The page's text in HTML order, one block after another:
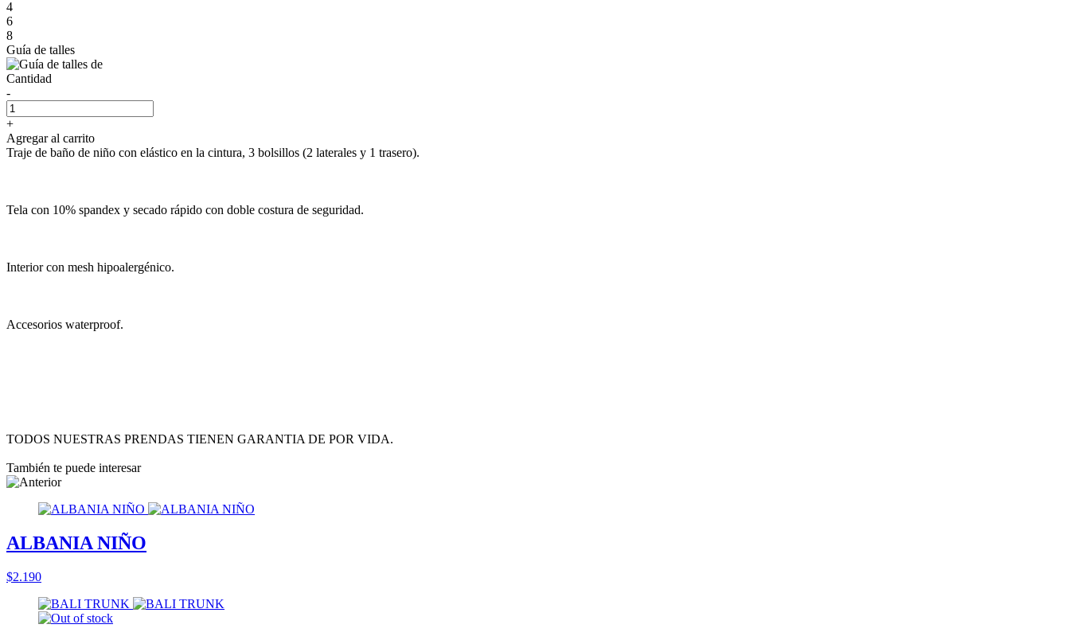
4
6
8
Guía de talles
Cantidad
-
+
Agregar al carrito
Traje de baño de niño con elástico en la cintura, 3 bolsillos (2 laterales y 1 trasero).
Tela con 10% spandex y secado rápido con doble costura de seguridad.
Interior con mesh hipoalergénico.
Accesorios waterproof.
TODOS NUESTRAS PRENDAS TIENEN GARANTIA DE POR VIDA.
También te puede interesar
ALBANIA NIÑO
$2.190